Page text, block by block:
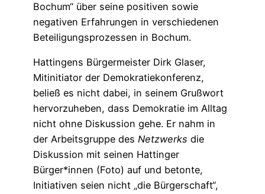
Bochum“ über seine positiven sowie
negativen Erfahrungen in verschiedenen
Beteiligungsprozessen in Bochum.
Hattingens Bürgermeister Dirk Glaser,
Mitinitiator der Demokratiekonferenz,
beließ es nicht dabei, in seinem Grußwort
hervorzuheben, dass Demokratie im Alltag
nicht ohne Diskussion gehe. Er nahm in
der Arbeitsgruppe des Netzwerks die
Diskussion mit seinen Hattinger
Bürger*innen (Foto) auf und betonte,
Initiativen seien nicht „die Bürgerschaft“,